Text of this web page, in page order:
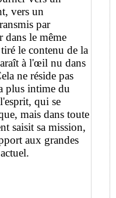
vers un
par
le même
le contenu de la
à l'œil nu dans
ne réside pas
plus intime du
qui se
mais dans toute
saisit sa mission,
aux grandes